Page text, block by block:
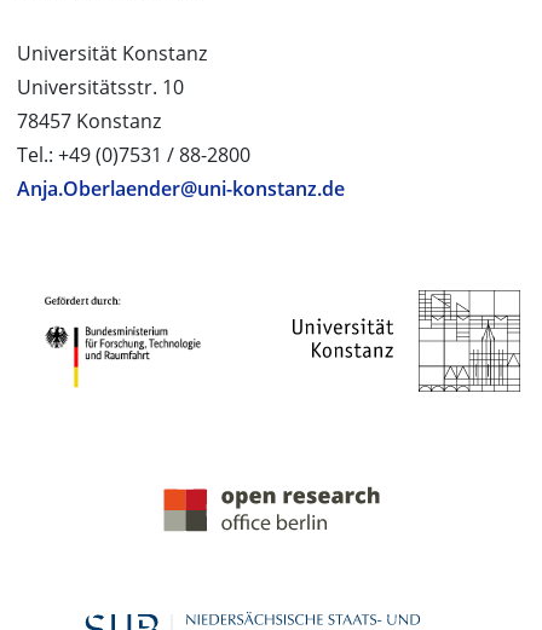
Universität Konstanz
Universitätsstr. 10
78457 Konstanz
Tel.: +49 (0)7531 / 88-2800
Anja.Oberlaender@uni-konstanz.de